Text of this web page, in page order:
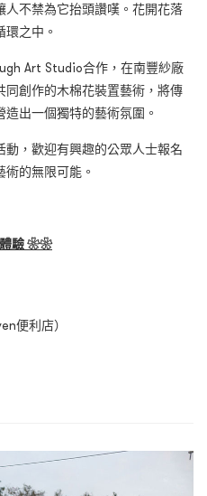
不禁為它抬頭讚嘆。花開花落
之中。
Art Studio合作，在南豐紗廠
創作的木棉花裝置藝術，將傳
出一個獨特的藝術氛圍。
，歡迎有興趣的公眾人士報名
的無限可能。
體驗 ❀❀
便利店）